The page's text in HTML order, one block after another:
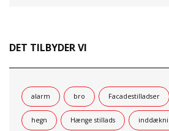
DET TILBYDER VI
alarm bro Facadestilladser
hegn Hænge stillads